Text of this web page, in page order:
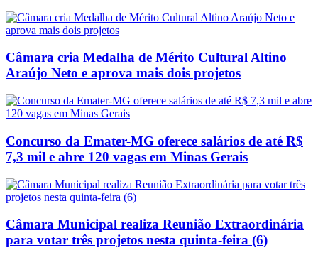
Câmara cria Medalha de Mérito Cultural Altino
Araújo Neto e aprova mais dois projetos
Concurso da Emater-MG oferece salários de até R$
7,3 mil e abre 120 vagas em Minas Gerais
Câmara Municipal realiza Reunião Extraordinária
para votar três projetos nesta quinta-feira (6)